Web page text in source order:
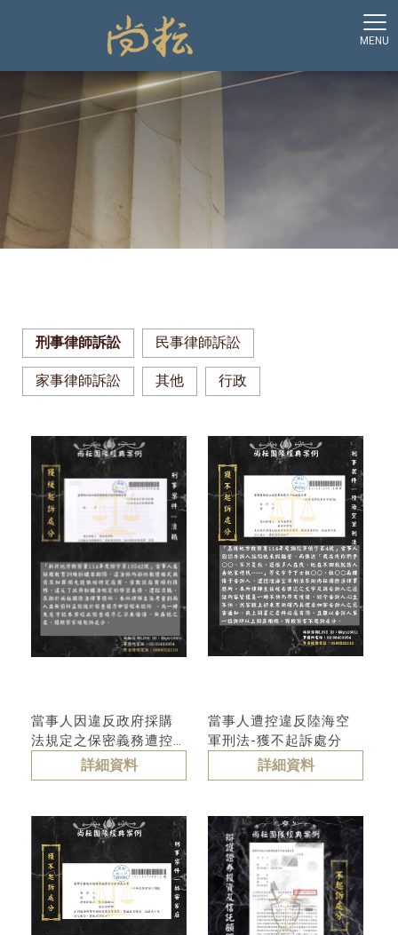
刑事律師訴訟-其
刑事律師訴訟 民事律師訴訟
家事律師訴訟 其他 行政
當事人因違反政府採購
法規定之保密義務遭控
瀆職，求助於尚耘國際
法律事務所-獲緩起訴處
詳細資料
當事人遭控違反陸海空
軍刑法-獲不起訴處分
詳細資料